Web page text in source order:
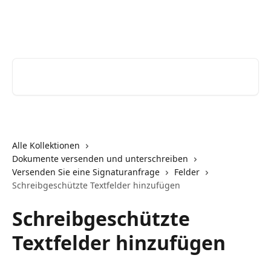
Alle Kollektionen
Dokumente versenden und unterschreiben
Versenden Sie eine Signaturanfrage
Felder
Schreibgeschützte Textfelder hinzufügen
Schreibgeschützte
Textfelder hinzufügen